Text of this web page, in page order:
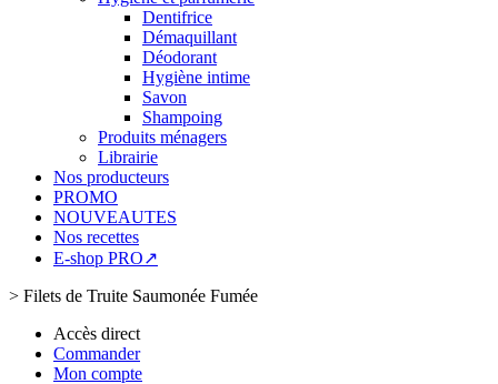
Dentifrice
Démaquillant
Déodorant
Hygiène intime
Savon
Shampoing
Produits ménagers
Librairie
Nos producteurs
PROMO
NOUVEAUTES
Nos recettes
E-shop PRO↗
> Filets de Truite Saumonée Fumée
Accès direct
Commander
Mon compte